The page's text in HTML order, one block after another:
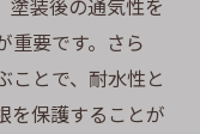
塗装後の通気性を
重要です。さら
ことで、耐水性と
を保護することが